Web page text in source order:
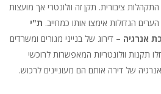
ציבורית. תקן זה וולונטרי אך מועצות
ת"י
דירוג של בנייני מגורים ומשרדים
אנרגיה. ב-2020 הוחלו תקנות וולונטריות המאפשרות לרוכשי
של דירה אותם הם מעוניינים לרכוש.